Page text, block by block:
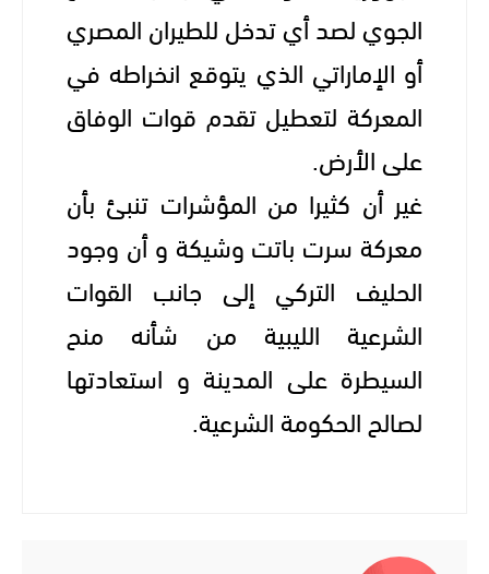
الجوي لصد أي تدخل للطيران المصري
أو الإماراتي الذي يتوقع انخراطه في
المعركة لتعطيل تقدم قوات الوفاق
على الأرض.
غير أن كثيرا من المؤشرات تنبئ بأن
معركة سرت باتت وشيكة و أن وجود
الحليف التركي إلى جانب القوات
الشرعية الليبية من شأنه منح
السيطرة على المدينة و استعادتها
لصالح الحكومة الشرعية.